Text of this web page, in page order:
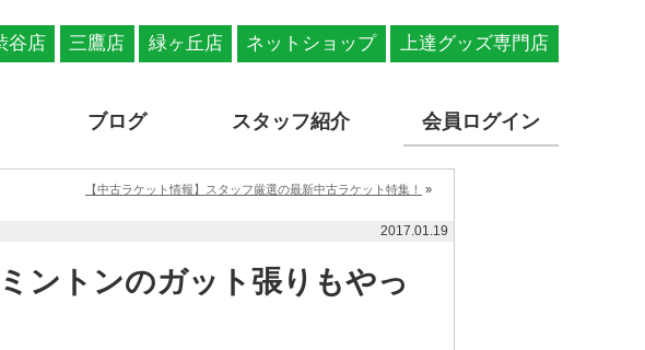
谷店 三鷹店 緑ヶ丘店 ネットショップ 上達グッズ専門店
ブログ スタッフ紹介 会員ログイン
【中古ラケット情報】スタッフ厳選の最新中古ラケット特集！ »
2017.01.19
ントンのガット張りもやっ